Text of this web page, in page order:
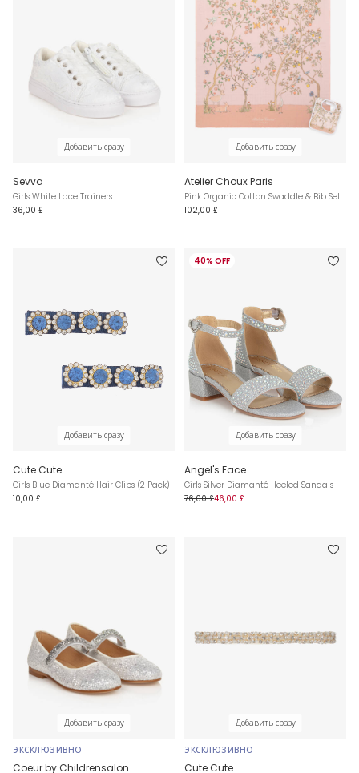
Добавить сразу
Sevva
Girls White Lace Trainers
36,00 £
Добавить сразу
Atelier Choux Paris
Pink Organic Cotton Swaddle & Bib Set
102,00 £
Добавить сразу
Cute Cute
Girls Blue Diamanté Hair Clips (2 Pack)
10,00 £
40% OFF
Добавить сразу
Angel's Face
Girls Silver Diamanté Heeled Sandals
76,00 £46,00 £
Добавить сразу
ЭКСКЛЮЗИВНО
Coeur by Childrensalon
Добавить сразу
ЭКСКЛЮЗИВНО
Cute Cute